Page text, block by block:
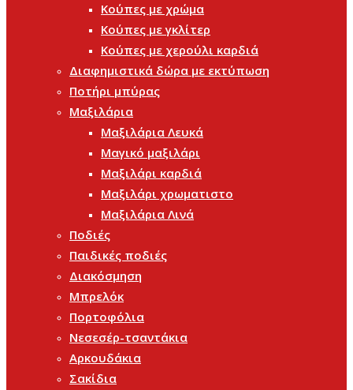
Κούπες με χρώμα
Κούπες με γκλίτερ
Κούπες με χερούλι καρδιά
Διαφημιστικά δώρα με εκτύπωση
Ποτήρι μπύρας
Μαξιλάρια
Μαξιλάρια Λευκά
Μαγικό μαξιλάρι
Μαξιλάρι καρδιά
Μαξιλάρι χρωματιστο
Μαξιλάρια Λινά
Ποδιές
Παιδικές ποδιές
Διακόσμηση
Μπρελόκ
Πορτοφόλια
Νεσεσέρ-τσαντάκια
Αρκουδάκια
Σακίδια